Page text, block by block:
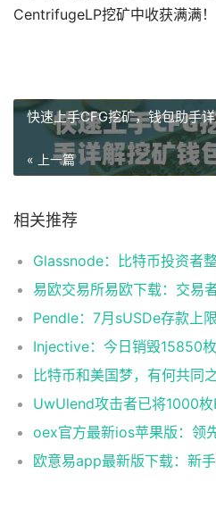
CentrifugeLP挖矿中收获满满！
快速上手CFG挖矿，钱包助手
« 上一篇
相关推荐
Pendle：7月sUSDe存款上
Injective：今日销毁15850
比特币和美国梦，有何共同
oex官方最新ios苹果版：领